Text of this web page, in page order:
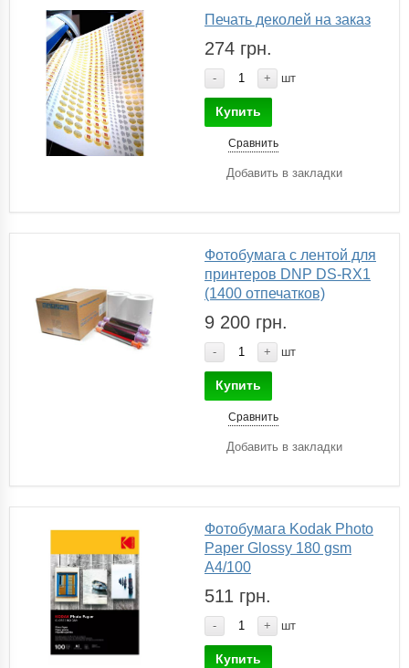
Печать деколей на заказ
274 грн.
- + шт
Купить
Сравнить
Добавить в закладки
Фотобумага с лентой для
принтеров DNP DS-RX1
(1400 отпечатков)
9 200 грн.
- + шт
Купить
Сравнить
Добавить в закладки
Фотобумага Kodak Photo
Paper Glossy 180 gsm
A4/100
511 грн.
- + шт
Купить